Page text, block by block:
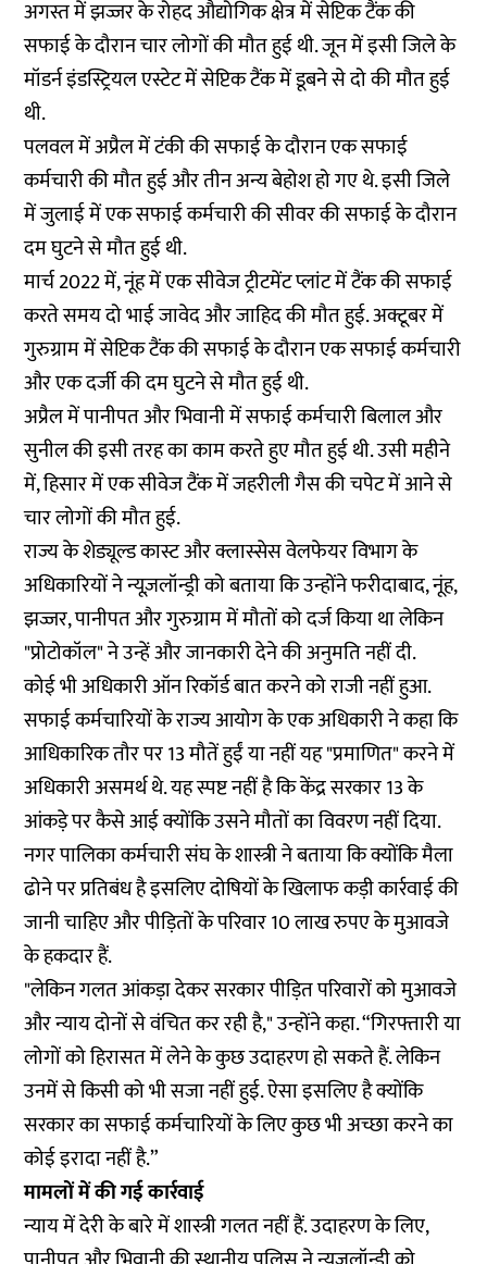
अगस्त मेंझज्जरके रोहद औद्योगिक क्षेत्र में सेप्टिक टैंक की
सफाई के दौरान चार लोगों की मौत हुई थी.जूनमें इसी जिले के
मॉडर्न इंडस्ट्रियल एस्टेट में सेप्टिक टैंक में डूबने से दो की मौत हुई
थी.
पलवलमें अप्रैल में टंकी की सफाई के दौरान एक सफाई
कर्मचारी की मौत हुई और तीन अन्य बेहोश हो गए थे. इसी जिले
मेंजुलाईमें एक सफाई कर्मचारी की सीवर की सफाई के दौरान
दम घुटने से मौत हुई थी.
मार्च 2022 में,नूंहमें एक सीवेज ट्रीटमेंट प्लांट में टैंक की सफाई
करते समय दो भाई जावेद और जाहिद की मौत हुई. अक्टूबर में
गुरुग्राममें सेप्टिक टैंक की सफाई के दौरान एक सफाई कर्मचारी
और एक दर्जी की दम घुटने से मौत हुई थी.
अप्रैल मेंपानीपतऔरभिवानीमें सफाई कर्मचारी बिलाल और
सुनील की इसी तरह का काम करते हुए मौत हुई थी. उसी महीने
में,हिसारमें एक सीवेज टैंक में जहरीली गैस की चपेट में आने से
चार लोगों की मौत हुई.
राज्य के शेड्यूल्ड कास्ट और क्लास्सेस वेलफेयर विभाग के
अधिकारियों ने न्यूज़लॉन्ड्री को बताया कि उन्होंने फरीदाबाद, नूंह,
झज्जर, पानीपत और गुरुग्राम में मौतों को दर्ज किया था लेकिन
"प्रोटोकॉल" ने उन्हें और जानकारी देने की अनुमति नहीं दी.
कोई भी अधिकारी ऑन रिकॉर्ड बात करने को राजी नहीं हुआ.
सफाई कर्मचारियों के राज्य आयोग के एक अधिकारी ने कहा कि
आधिकारिक तौर पर 13 मौतें हुईं या नहीं यह "प्रमाणित" करने में
अधिकारी असमर्थ थे. यह स्पष्ट नहीं है कि केंद्र सरकार 13 के
आंकड़े पर कैसे आई क्योंकि उसने मौतों का विवरण नहीं दिया.
नगर पालिका कर्मचारी संघ के शास्त्री ने बताया कि क्योंकि मैला
ढोने पर प्रतिबंध है इसलिए दोषियों के खिलाफ कड़ी कार्रवाई की
जानी चाहिए और पीड़ितों के परिवार 10 लाख रुपए के मुआवजे
के हकदार हैं.
"लेकिन गलत आंकड़ा देकर सरकार पीड़ित परिवारों को मुआवजे
और न्याय दोनों से वंचित कर रही है," उन्होंने कहा. “गिरफ्तारी या
लोगों को हिरासत में लेने के कुछ उदाहरण हो सकते हैं. लेकिन
उनमें से किसी को भी सजा नहीं हुई. ऐसा इसलिए है क्योंकि
सरकार का सफाई कर्मचारियों के लिए कुछ भी अच्छा करने का
कोई इरादा नहीं है.”
मामलों में की गई कार्रवाई
न्याय में देरी के बारे में शास्त्री गलत नहीं हैं. उदाहरण के लिए,